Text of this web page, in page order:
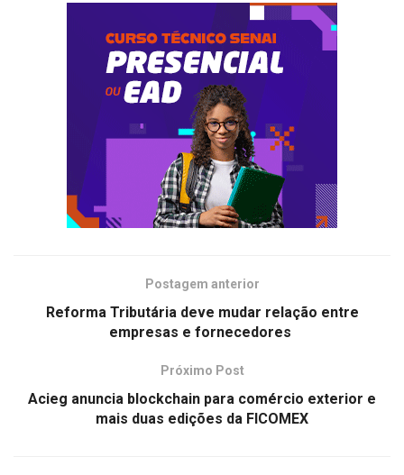
Postagem anterior
Reforma Tributária deve mudar relação entre
empresas e fornecedores
Próximo Post
Acieg anuncia blockchain para comércio exterior e
mais duas edições da FICOMEX